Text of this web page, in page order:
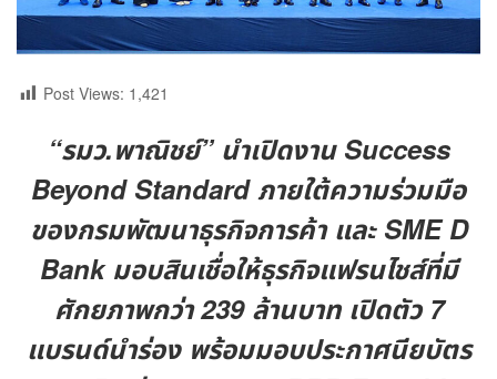
Post Views: 1,421
“รมว.พาณิชย์” นำเปิดงาน Success
Beyond Standard ภายใต้ความร่วมมือ
ของกรมพัฒนาธุรกิจการค้า และ SME D
Bank มอบสินเชื่อให้ธุรกิจแฟรนไชส์ที่มี
ศักยภาพกว่า 239 ล้านบาท เปิดตัว 7
แบรนด์นำร่อง พร้อมมอบประกาศนียบัตร